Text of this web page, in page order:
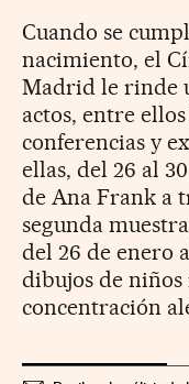
Cuando se
nacimiento, el
Madrid le rinde
actos, entre
conferencias y
ellas, del 26 al
de Ana Frank a
segunda
del 26 de enero
dibujos de niños
concentración